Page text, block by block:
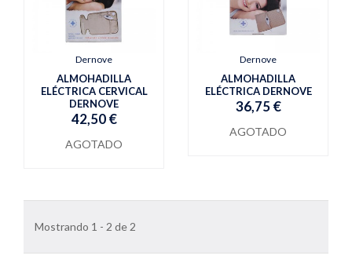
Dernove
ALMOHADILLA
ELÉCTRICA CERVICAL
DERNOVE
42,50 €
AGOTADO
Dernove
ALMOHADILLA
ELÉCTRICA DERNOVE
36,75 €
AGOTADO
Mostrando 1 - 2 de 2